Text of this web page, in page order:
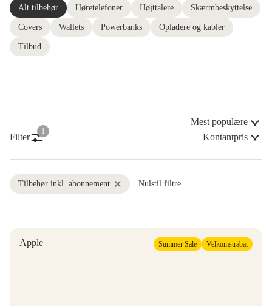
Alt tilbehør Høretelefoner Højttalere Skærmbeskyttelse
Covers Wallets Powerbanks Opladere og kabler
Tilbud
Mest populære
Filter
1
Kontantpris
Tilbehør inkl. abonnement Nulstil filtre
Apple Summer Sale Velkomstrabat